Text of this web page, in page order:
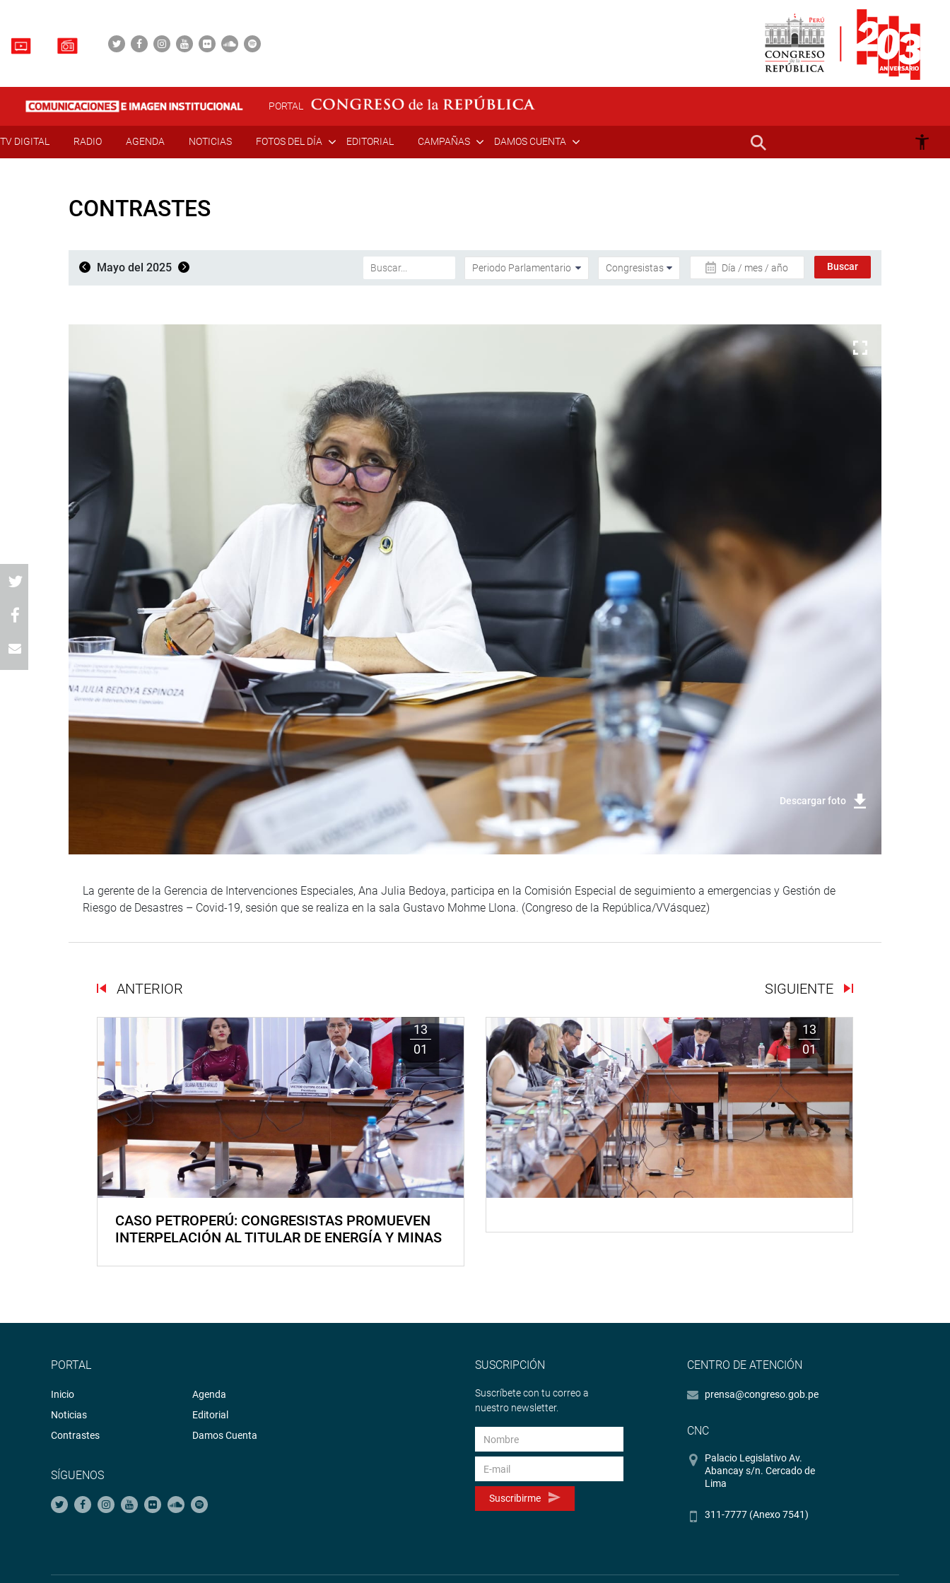
PORTAL
TV DIGITAL RADIO AGENDA NOTICIAS FOTOS DEL DÍA EDITORIAL CAMPAÑAS DAMOS CUENTA
CONTRASTES
Mayo del 2025 Día / mes / año
Descargar foto
La gerente de la Gerencia de Intervenciones Especiales, Ana Julia Bedoya, participa en la Comisión Especial de seguimiento a emergencias y Gestión de
Riesgo de Desastres – Covid-19, sesión que se realiza en la sala Gustavo Mohme Llona. (Congreso de la República/VVásquez)
ANTERIOR SIGUIENTE
13
01
CASO PETROPERÚ: CONGRESISTAS PROMUEVEN
INTERPELACIÓN AL TITULAR DE ENERGÍA Y MINAS
13
01
PORTAL
Inicio
Noticias
Contrastes
Agenda
Editorial
Damos Cuenta
SÍGUENOS
SUSCRIPCIÓN
Suscríbete con tu correo a
nuestro newsletter.
Suscribirme
CENTRO DE ATENCIÓN
prensa@congreso.gob.pe
CNC
Palacio Legislativo Av.
Abancay s/n. Cercado de
Lima
311-7777 (Anexo 7541)